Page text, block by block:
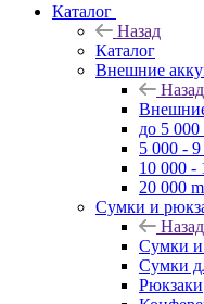
Каталог
Назад
Каталог
Внешние
Назад
до 5
5 000 -
10 000 -
20 000
Сумки и
Назад
Сумки и
Сумки
Рюкзаки